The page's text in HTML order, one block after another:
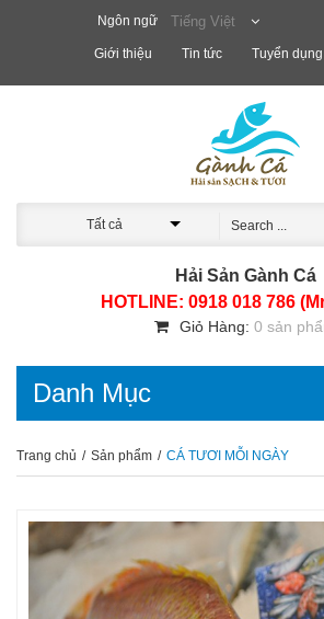
Ngôn ngữ Tiếng Việt
Giới thiệu Tin tức Tuyển dụng
Tất cả
Hải Sản Gành Cá
HOTLINE: 0918 018 786
Giỏ Hàng: 0 sản
Danh Mục
Trang chủ / Sản phẩm / CÁ TƯƠI MỖI NGÀY